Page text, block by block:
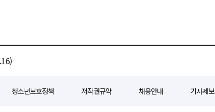
청소년보호정책 저작권규약 채용안내 기사제보